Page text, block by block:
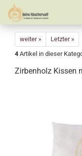
weiter »
Letzter »
4 Artikel in dieser
Zirbenholz Kissen